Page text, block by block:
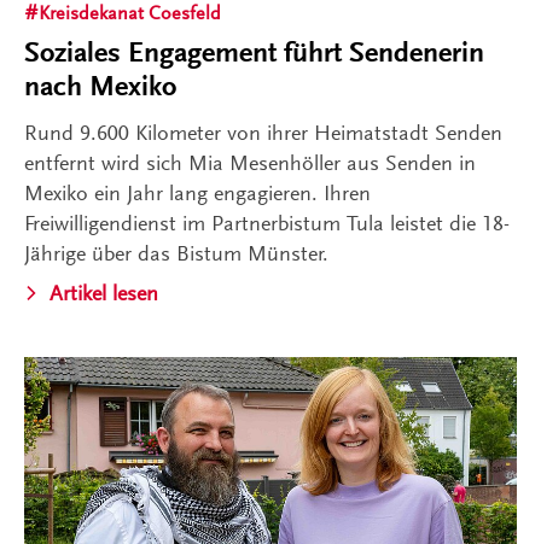
Kreisdekanat Coesfeld
Soziales Engagement führt Sendenerin
nach Mexiko
Rund 9.600 Kilometer von ihrer Heimatstadt Senden
entfernt wird sich Mia Mesenhöller aus Senden in
Mexiko ein Jahr lang engagieren. Ihren
Freiwilligendienst im Partnerbistum Tula leistet die 18-
Jährige über das Bistum Münster.
Artikel lesen